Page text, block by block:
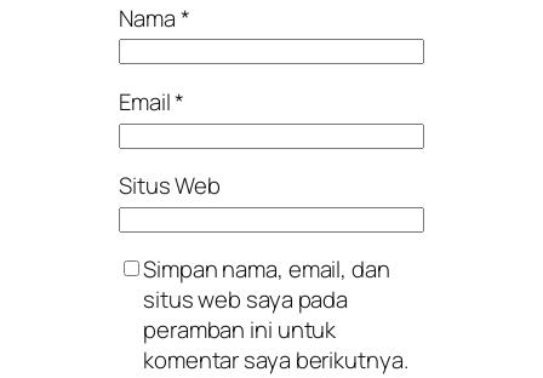
Nama*
Email*
Situs Web
Simpan nama, email, dan
situs web saya pada
peramban ini untuk
komentar saya berikutnya.